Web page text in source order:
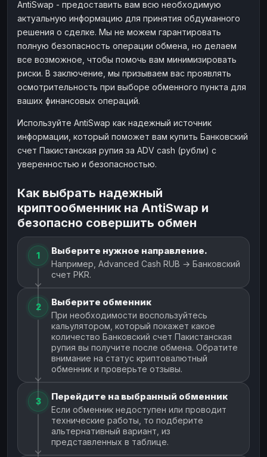
AntiSwap - предоставить вам всю необходимую
актуальную информацию для принятия обдуманного
решения о сделке. Мы не можем гарантировать
полную безопасность операции обмена, но делаем
все возможное, чтобы помочь вам минимизировать
риски. В заключение, мы призываем вас проявлять
осмотрительность при выборе обменного пункта для
ваших финансовых операций.
Используйте AntiSwap как надежный источник
информации, который поможет вам купить Банковский
счет Пакистанская рупия за ADV cash (рубли) с
уверенностью и безопасностью.
Как выбрать надежный
криптообменник на AntiSwap и
безопасно совершить обмен
1 Выберите нужное направление.
Например, Advanced Cash RUB → Банковский
счет PKR.
2 Выберите обменник
При необходимости воспользуйтесь
кальулятором, который покажет какое
количество Банковский счет Пакистанская
рупия вы получите после обмена. Обратите
внимание на статус криптовалютный
обменник и проверьте отзывы.
3 Перейдите на выбранный обменник
Если обменник недоступен или проводит
технические работы, то подберите
альтернативный вариант, из
представленных в таблице.